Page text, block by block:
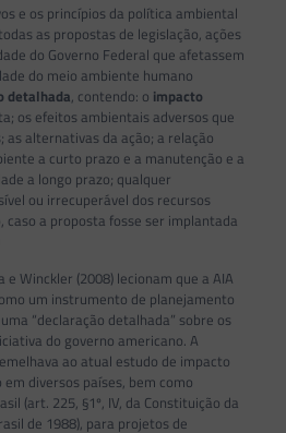
e os princípios da política ambiental
as propostas de legislação, ações
do Governo Federal que afetassem
do meio ambiente humano
detalhada, contendo: o impacto
os efeitos ambientais adversos que
as alternativas da ação; a relação
a curto prazo e a manutenção e a
a longo prazo; qualquer
ou irrecuperável dos recursos
a proposta fosse ser implantada
Winckler (2008) lecionam que a AIA
um instrumento de planejamento
“declaração detalhada” sobre os
do governo americano. A
ao atual estudo de impacto
diversos países, bem como
(art. 225, §1º, IV, da Constituição da
de 1988), para projetos de